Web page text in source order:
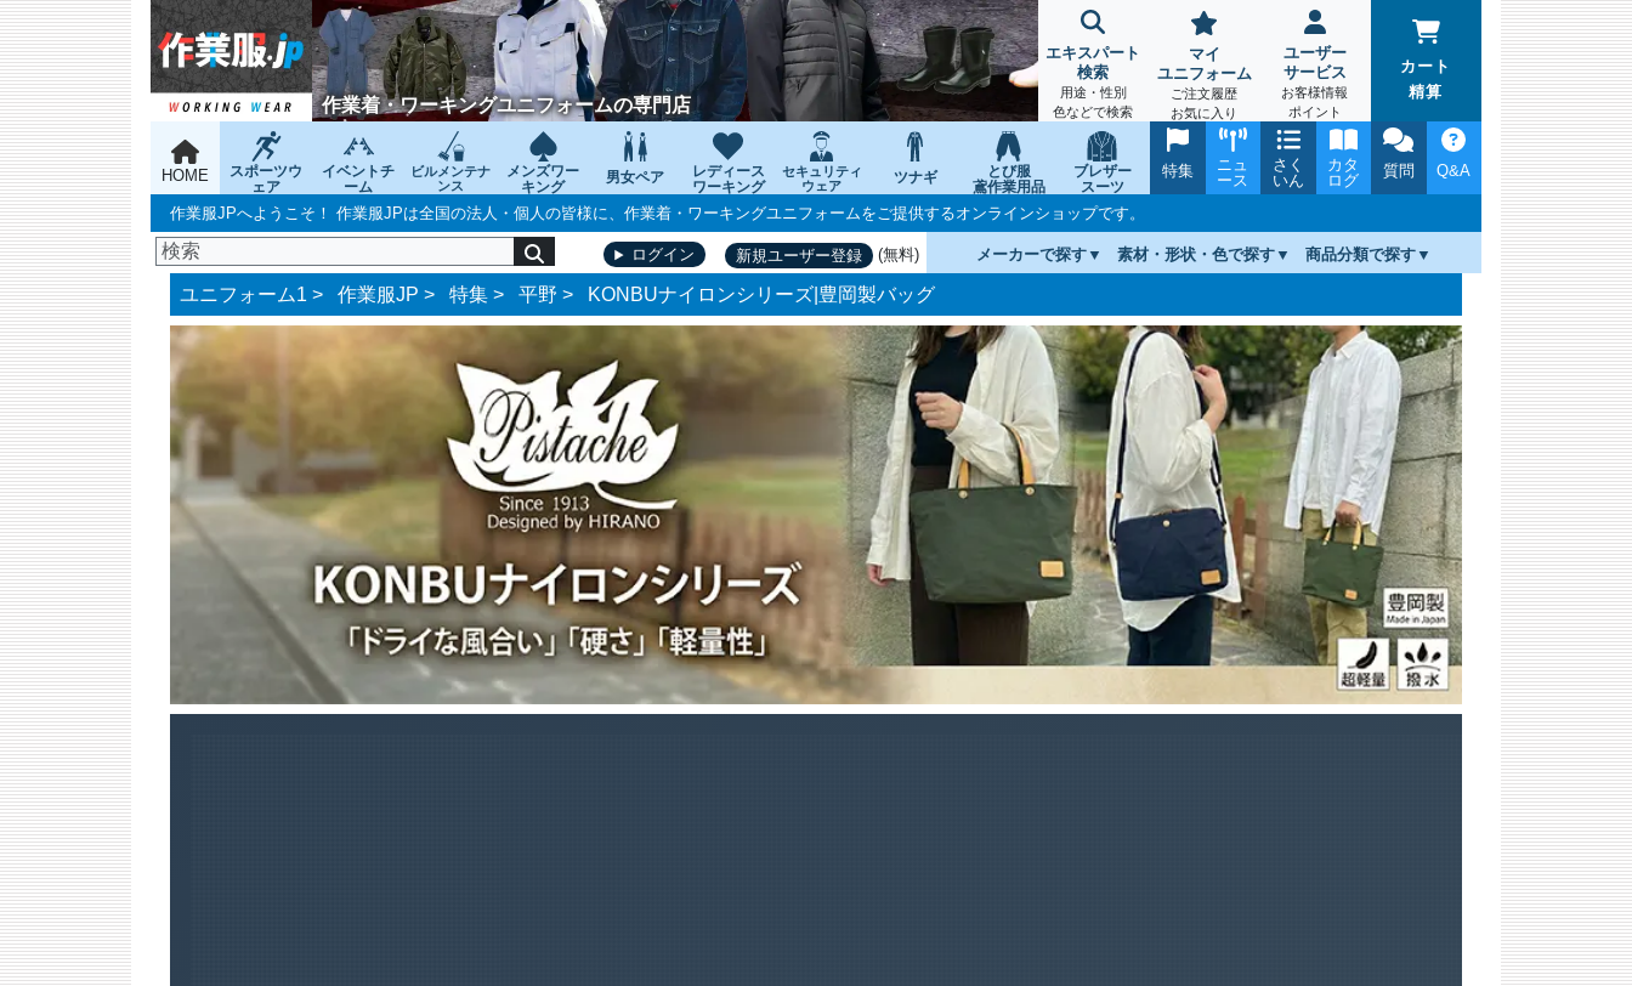
作業着・ワーキングユニフォームの専門店
エキスパート
検索
用途・性別
色などで検索
マイ
ユニフォーム
ご注文履歴
お気に入り
ユーザー
サービス
お客様情報
ポイント
カート
精算
HOME
スポーツウ
ェア
イベントチ
ーム
ビルメンテナ
ンス
メンズワー
キング
男女ペア
レディース
ワーキング
セキュリティ
ウェア
ツナギ
とび服
鳶作業用品
ブレザー
スーツ
Q&A
質問
カタ
ログ
さく
いん
ニュ
ース
特集
作業服JPへようこそ！ 作業服JPは全国の法人・個人の皆様に、作業着・ワーキングユニフォームをご提供するオンラインショップです。
ログイン 新規ユーザー登録 (無料) メーカーで探す 素材・形状・色で探す 商品分類で探す
ユニフォーム1 > 作業服JP > 特集 > 平野 > KONBUナイロンシリーズ|豊岡製バッグ